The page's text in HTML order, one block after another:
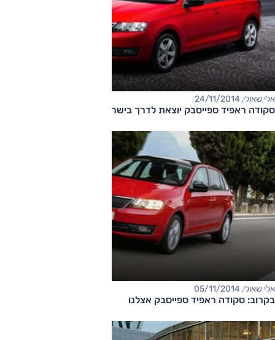
אלי שאולי, 24/11/2014
סקודה ראפיד ספייסבק יוצאת לדרך בישראל
אלי שאולי, 05/11/2014
בקרוב: סקודה ראפיד ספייסבק אצלנו